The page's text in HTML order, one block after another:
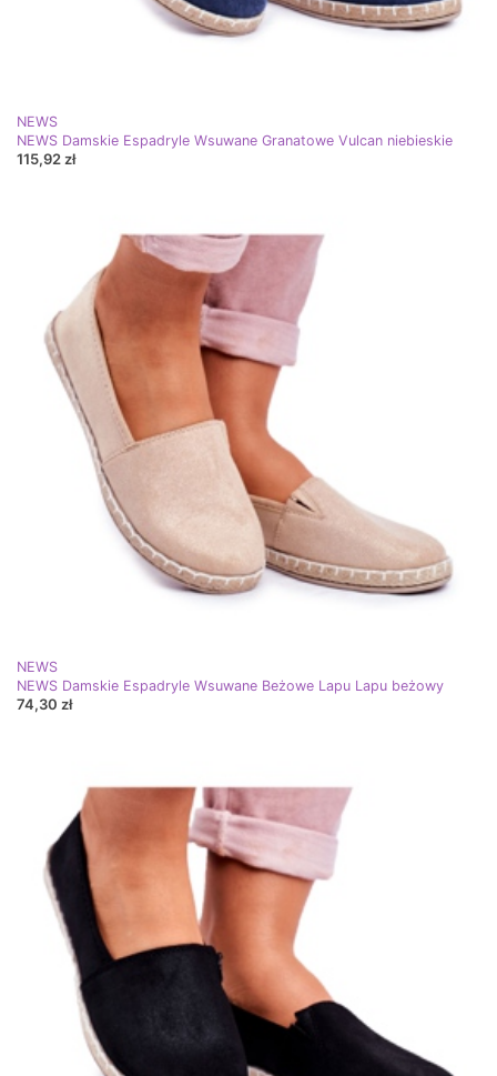
NEWS
NEWS Damskie Espadryle Wsuwane Granatowe Vulcan niebieskie
115,92 zł
NEWS
NEWS Damskie Espadryle Wsuwane Beżowe Lapu Lapu beżowy
74,30 zł